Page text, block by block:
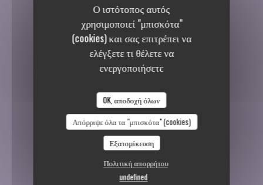
Ο ιστότοπος αυτός
χρησιμοποιεί "μπισκότα"
(cookies) και σας επιτρέπει να
ελέγξετε τι θέλετε να
ενεργοποιήσετε
OK, αποδοχή όλων
Απόρριψε όλα τα "μπισκότα" (cookies)
Εξατομίκευση
Πολιτική απορρήτου
undefined